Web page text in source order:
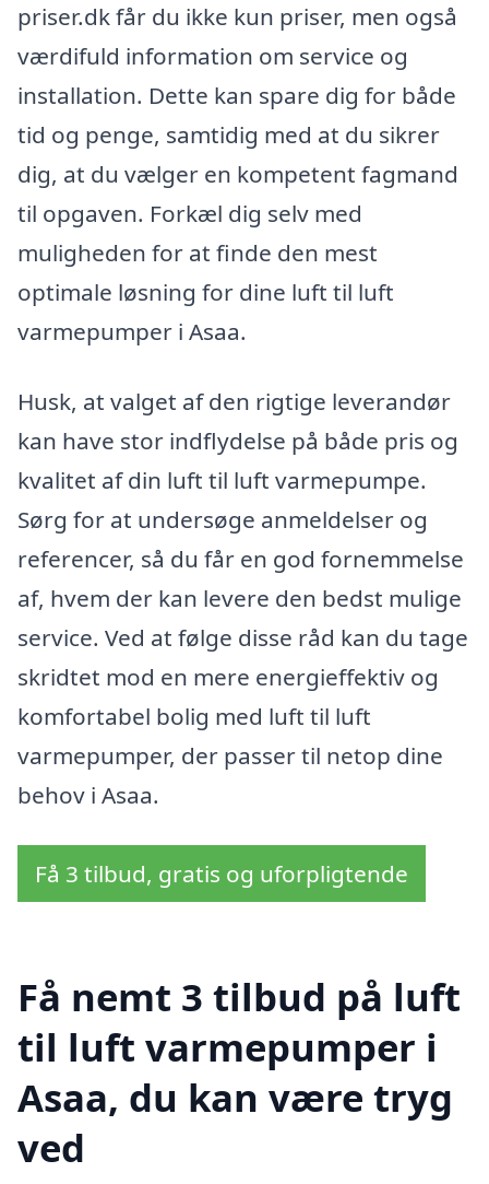
priser.dk får du ikke kun priser, men også
værdifuld information om service og
installation. Dette kan spare dig for både
tid og penge, samtidig med at du sikrer
dig, at du vælger en kompetent fagmand
til opgaven. Forkæl dig selv med
muligheden for at finde den mest
optimale løsning for dine luft til luft
varmepumper i Asaa.
Husk, at valget af den rigtige leverandør
kan have stor indflydelse på både pris og
kvalitet af din luft til luft varmepumpe.
Sørg for at undersøge anmeldelser og
referencer, så du får en god fornemmelse
af, hvem der kan levere den bedst mulige
service. Ved at følge disse råd kan du tage
skridtet mod en mere energieffektiv og
komfortabel bolig med luft til luft
varmepumper, der passer til netop dine
behov i Asaa.
Få 3 tilbud, gratis og uforpligtende
Få nemt 3 tilbud på luft
til luft varmepumper i
Asaa, du kan være tryg
ved